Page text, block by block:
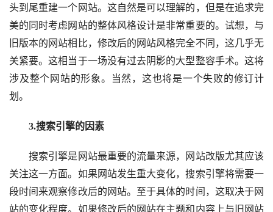
头到尾重建一个网站。这自然是可以理解的，但是在追求完
美的同时考虑网站的整体风格设计是非常重要的。试想，与
旧版本的网站相比，修改后的网站风格完全不同，这几乎无
关紧要。这相当于一场没有过去阴影的大型整容手术。这将
涉及整个网站的形象。当然，这也将是一个失败的修订计
划。
3.搜索引擎的因素
搜索引擎是网站最重要的流量来源，网站改版尤其应该
关注这一方面。如果网站发生重大变化，搜索引擎将需要一
段时间来观察修改后的网站。至于具体的时间，这取决于网
站的变化程度。如果修改后的网站在主题和内容上与旧网站